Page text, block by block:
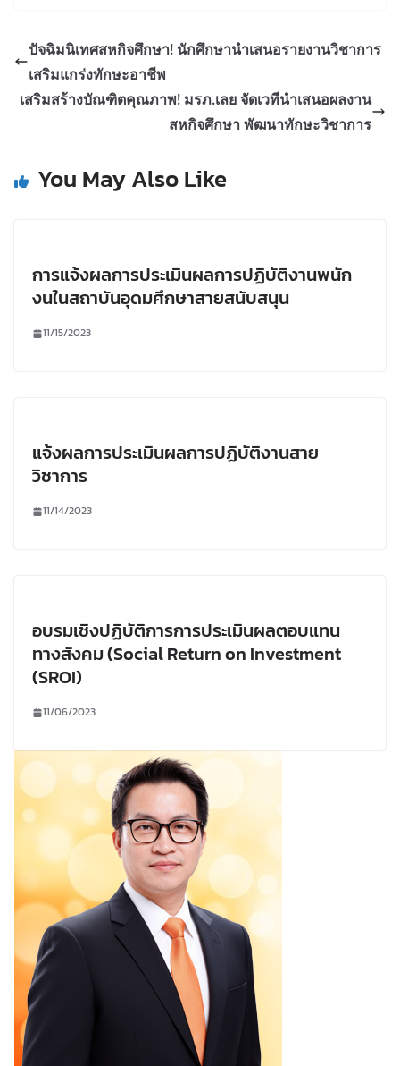
ปัจฉิมนิเทศสหกิจศึกษา! นักศึกษานำเสนอรายงานวิชาการ
เสริมแกร่งทักษะอาชีพ
เสริมสร้างบัณฑิตคุณภาพ! มรภ.เลย จัดเวทีนำเสนอผลงาน
สหกิจศึกษา พัฒนาทักษะวิชาการ
You May Also Like
การแจ้งผลการประเมินผลการปฏิบัติงานพนัก
งนในสถาบันอุดมศึกษาสายสนับสนุน
11/15/2023
แจ้งผลการประเมินผลการปฏิบัติงานสาย
วิชาการ
11/14/2023
อบรมเชิงปฏิบัติการการประเมินผลตอบแทน
ทางสังคม (Social Return on Investment
(SROI)
11/06/2023